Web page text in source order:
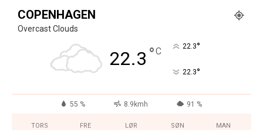
COPENHAGEN
Overcast Clouds
22.3 °C 22.3°
22.3°
55 % 8.9kmh 91 %
TORS FRE LØR SØN MAN